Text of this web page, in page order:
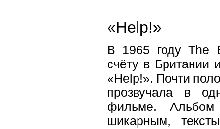
«Help!»
В 1965 году The
счёту в Британии
«Help!». Почти
прозвучала в
фильме. Альбом
шикарным,